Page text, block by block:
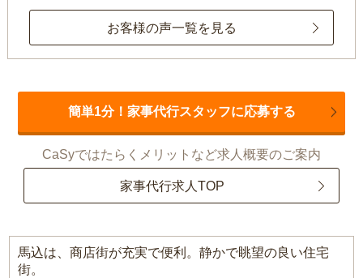
お客様の声一覧を見る
簡単1分！家事代行スタッフに応募する
CaSyではたらくメリットなど求人概要のご案内
家事代行求人TOP
馬込は、商店街が充実で便利。静かで眺望の良い住宅
街。